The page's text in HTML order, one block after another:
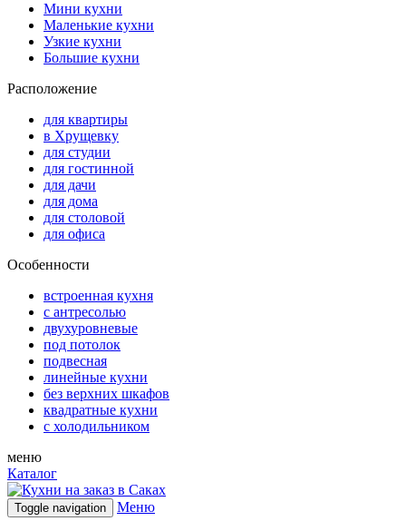
Мини кухни
Маленькие кухни
Узкие кухни
Большие кухни
Расположение
для квартиры
в Хрущевку
для студии
для гостинной
для дачи
для дома
для столовой
для офиса
Особенности
встроенная кухня
с антресолью
двухуровневые
под потолок
подвесная
линейные кухни
без верхних шкафов
квадратные кухни
с холодильником
меню
Каталог
Toggle navigation Меню